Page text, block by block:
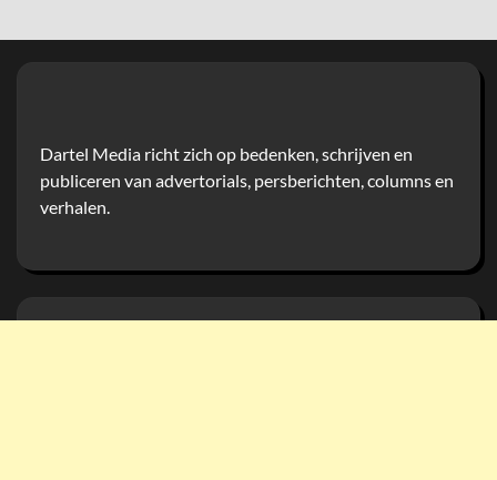
Dartel Media richt zich op bedenken, schrijven en
publiceren van advertorials, persberichten, columns en
verhalen.